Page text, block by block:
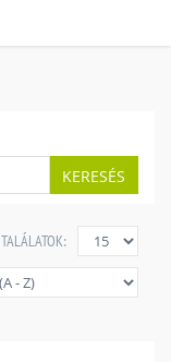
KERESÉS
TALÁLATOK: